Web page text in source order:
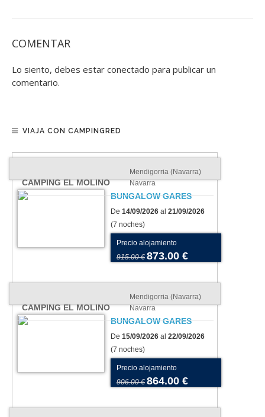
COMENTAR
Lo siento, debes estar conectado para publicar un
comentario.
VIAJA CON CAMPINGRED
CAMPING EL MOLINO
Mendigorria (Navarra)
Navarra
BUNGALOW GARES
De 14/09/2026 al 21/09/2026
(7 noches)
Precio alojamiento
915.00 € 873.00 €
CAMPING EL MOLINO
Mendigorria (Navarra)
Navarra
BUNGALOW GARES
De 15/09/2026 al 22/09/2026
(7 noches)
Precio alojamiento
906.00 € 864.00 €